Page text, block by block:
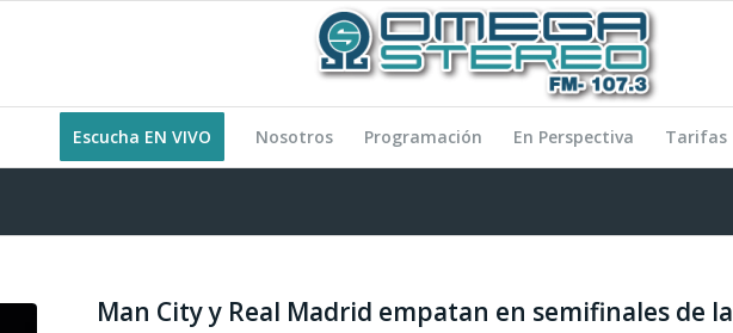
Escucha EN VIVO Nosotros Programación En Perspectiva Tarifas
Man City y Real Madrid empatan en semifinales de la